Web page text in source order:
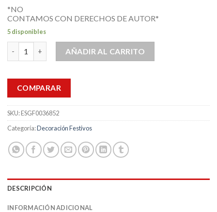
*NO
CONTAMOS CON DERECHOS DE AUTOR*
5 disponibles
Decoracion Roseta Carton Tricolor Para Fiestas Patrias 48cm
AÑADIR AL CARRITO
COMPARAR
SKU:ESGF0036852
Categoría:Decoración Festivos
DESCRIPCIÓN
INFORMACIÓN ADICIONAL